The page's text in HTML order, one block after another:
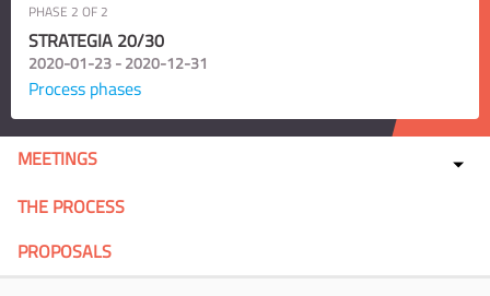
PHASE 2 OF 2
STRATEGIA 20/30
2020-01-23 - 2020-12-31
Process phases
MEETINGS
THE PROCESS
PROPOSALS